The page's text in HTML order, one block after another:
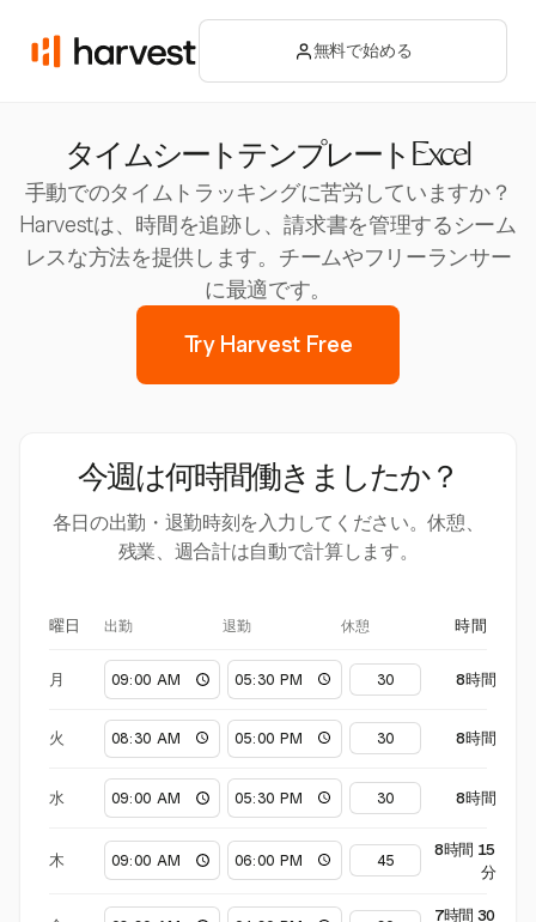
無料で始める
タイムシートテンプレートExcel
手動でのタイムトラッキングに苦労していますか？
Harvestは、時間を追跡し、請求書を管理するシーム
レスな方法を提供します。チームやフリーランサー
に最適です。
Try Harvest Free
今週は何時間働きましたか？
各日の出勤・退勤時刻を入力してください。休憩、
残業、週合計は自動で計算します。
曜日 出勤 退勤 休憩 時間
月 8時間
火 8時間
水 8時間
木
8時間 15
分
7時間 30